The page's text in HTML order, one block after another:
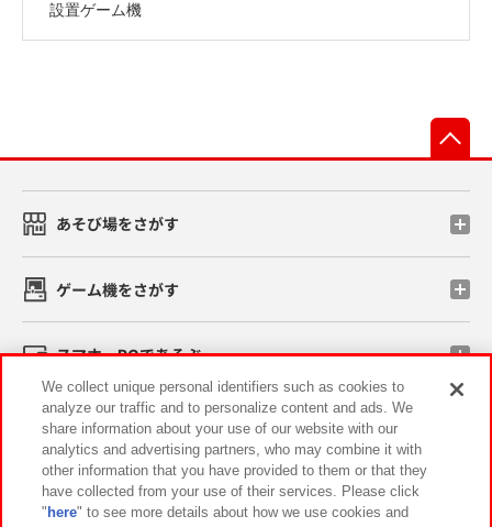
設置ゲーム機
あそび場をさがす
ゲーム機をさがす
スマホ・PCであそぶ
イベント・キャンペーン
We collect unique personal identifiers such as cookies to
analyze our traffic and to personalize content and ads. We
share information about your use of our website with our
analytics and advertising partners, who may combine it with
other information that you have provided to them or that they
have collected from your use of their services. Please click
" here" to see more details about how we use cookies and